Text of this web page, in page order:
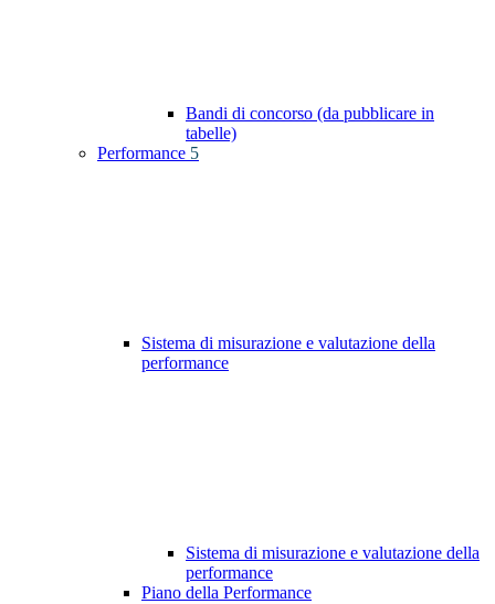
Bandi di concorso (da pubblicare in
tabelle)
Performance 5
Sistema di misurazione e valutazione della
performance
Sistema di misurazione e valutazione della
performance
Piano della Performance